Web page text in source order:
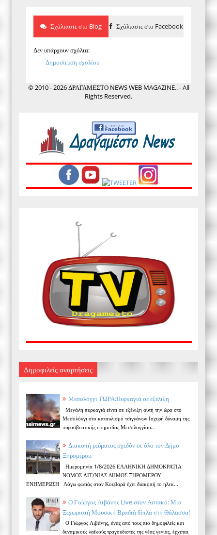
Σχόλιαστε στο Blog Σχόλιαστε στο Facebook
Δεν υπάρχουν σχόλια:
Δημοσίευση σχολίου
© 2010 - 2026 ΔΡΑΓΑΜΕΣΤΟ NEWS WEB MAGAZINE.. - All
Rights Reserved.
Δημοφιλείς αναρτήσεις
Μεσολόγγι ΤΩΡΑ:Πυρκαγιά σε εξέλιξη
Μεγάλη πυρκαγιά είναι σε εξέλιξη αυτή την ώρα στο
Μεσολόγγι στο καταυλισμό τσιγγάνων.Ισχυρή δύναμη της
πυροσβεστικής υπηρεσίας Μεσολογγίου...
Διακοπή ρεύματος σχεδόν σε όλο τον Δήμο
Ξηρομέρου.
Ημερομηνία 1/8/2026 ΕΛΛΗΝΙΚΗ ΔΗΜΟΚΡΑΤΙΑ
ΝΟΜΟΣ ΑΙΤ/ΝΙΑΣ ΔΗΜΟΣ ΞΗΡΟΜΕΡΟΥ
ΕΝΗΜΕΡΩΣΗ Λόγω φωτιάς στον Κουβαρά έχει διακοπή το ηλεκ...
Ο Γιώργος Λιβάνης Live στον Αστακό: Μια
Ξεχωριστή Μουσική Βραδιά δίπλα στη Θάλασσα!
Ο Γιώργος Λιβάνης, ένας από τους πιο δημοφιλείς και
δυναμικούς λαϊκούς τραγουδιστές της νέας γενιάς, έρχεται